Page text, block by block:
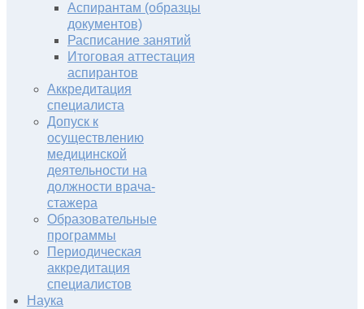
Аспирантам (образцы
документов)
Расписание занятий
Итоговая аттестация
аспирантов
Аккредитация
специалиста
Допуск к
осуществлению
медицинской
деятельности на
должности врача-
стажера
Образовательные
программы
Периодическая
аккредитация
специалистов
Наука